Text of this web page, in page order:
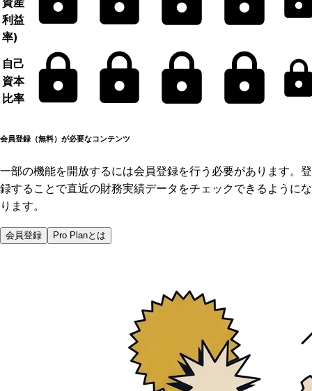
利益
率)
自己
資本
比率
会員登録（無料）が必要なコンテンツ
一部の機能を開放するには会員登録を行う必要があります。登
録することで直近の財務実績データをチェックできるようにな
ります。
会員登録 Pro Planとは